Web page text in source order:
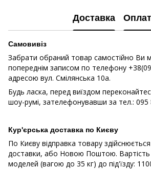
Доставка
Самовивіз
Забрати обраний товар самостійно Ви
попереднім записом по телефону
адресою вул. Смілянська 10a.
Будь ласка, перед виїздом
шоу-румі, зателефонувавши за тел.: 095
Кур'єрська доставка по Києву
По Києву відправка товару
доставки, або Новою Поштою. Вартість
моделей (вагою до 35 кг) до під'їзду: